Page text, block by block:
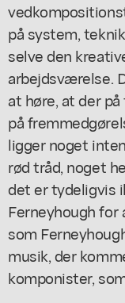
på system,
selve den
arbejdsværelse.
at høre, at der
på
ligger noget
rød tråd, noget
det er tydeligvis
Ferneyhough for
som
musik, der
komponister,